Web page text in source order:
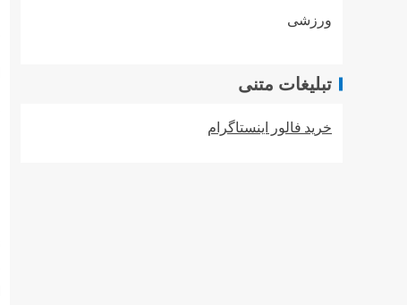
ورزشی
تبلیغات متنی
خرید فالور اینستاگرام